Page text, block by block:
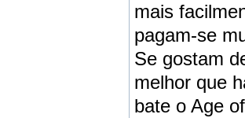
mais
pagam-se
Se gostam
melhor que
bate o Age